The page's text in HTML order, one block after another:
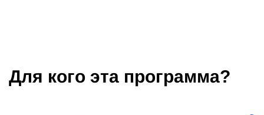
Для кого эта программа?